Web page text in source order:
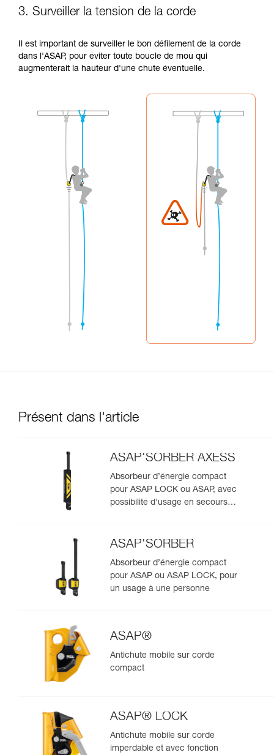
3. Surveiller la tension de la corde
Il est important de surveiller le bon défilement de la corde
dans l'ASAP, pour éviter toute boucle de mou qui
augmenterait la hauteur d'une chute éventuelle.
Présent dans l'article
ASAP'SORBER AXESS
Absorbeur d’énergie compact
pour ASAP LOCK ou ASAP, avec
possibilité d'usage en secours
ASAP'SORBER
Absorbeur d’énergie compact
pour ASAP ou ASAP LOCK, pour
un usage à une personne
ASAP®
Antichute mobile sur corde
compact
ASAP® LOCK
Antichute mobile sur corde
imperdable et avec fonction